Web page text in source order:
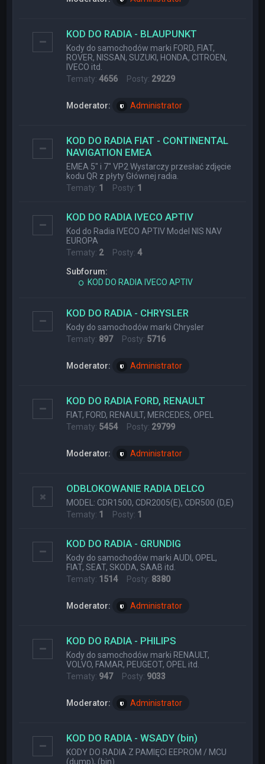
KOD DO RADIA - BLAUPUNKT
Kody do samochodów marki FORD, FIAT,
ROVER, NISSAN, SUZUKI, HONDA, CITROEN,
IVECO itd.
Tematy:4656 Posty: 29229
Moderator: Administrator
KOD DO RADIA FIAT - CONTINENTAL
NAVIGATION EMEA
EMEA 5" i 7" VP2 Wystarczy przesłać zdjęcie
kodu QR z płyty Głównej radia.
Tematy: 1 Posty: 1
KOD DO RADIA IVECO APTIV
Kod do Radia IVECO APTIV Model NIS NAV
EUROPA
Tematy: 2Posty:4
Subforum:
KOD DO RADIA IVECO APTIV
KOD DO RADIA - CHRYSLER
Kody do samochodów marki Chrysler
Tematy: 897Posty: 5716
Moderator: Administrator
KOD DO RADIA FORD, RENAULT
FIAT, FORD, RENAULT, MERCEDES, OPEL
Tematy: 5454Posty: 29799
Moderator: Administrator
ODBLOKOWANIE RADIA DELCO
MODEL: CDR1500, CDR2005(E), CDR500 (D,E)
Tematy: 1 Posty: 1
KOD DO RADIA - GRUNDIG
Kody do samochodów marki AUDI, OPEL,
FIAT, SEAT, SKODA, SAAB itd.
Tematy: 1514Posty: 8380
Moderator: Administrator
KOD DO RADIA - PHILIPS
Kody do samochodów marki RENAULT,
VOLVO, FAMAR, PEUGEOT, OPEL itd.
Tematy: 947Posty: 9033
Moderator: Administrator
KOD DO RADIA - WSADY (bin)
KODY DO RADIA Z PAMIĘCI EEPROM / MCU
(dump), (bin)